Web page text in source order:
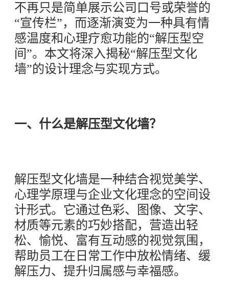
不再只是简单展示公司口号或荣誉的
“宣传栏”，而逐渐演变为一种具有情
感温度和心理疗愈功能的“解压型空
间”。本文将深入揭秘“解压型文化
墙”的设计理念与实现方式。
一、什么是解压型文化墙？
解压型文化墙是一种结合视觉美学、
心理学原理与企业文化理念的空间设
计形式。它通过色彩、图像、文字、
材质等元素的巧妙搭配，营造出轻
松、愉悦、富有互动感的视觉氛围，
帮助员工在日常工作中放松情绪、缓
解压力、提升归属感与幸福感。